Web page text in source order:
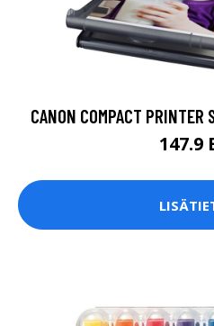
CANON COMPACT
147.9